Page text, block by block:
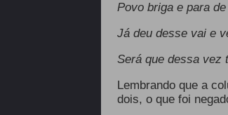
Povo briga e para
Já deu desse vai e
Será que dessa vez
Lembrando que a
dois, o que foi